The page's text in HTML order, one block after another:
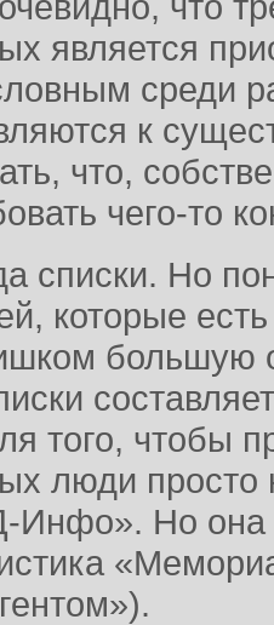
является
среди
к
что,
чего-то
списки. Но
которые
большую
того, чтобы
люди
Инфо». Но